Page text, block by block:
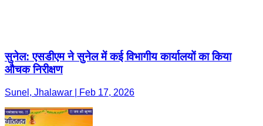
सुनेल: एसडीएम ने सुनेल में कई विभागीय कार्यालयों का किया
औचक निरीक्षण
Sunel, Jhalawar | Feb 17, 2026